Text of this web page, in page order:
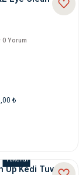
0 Yorum
₺
Tükendi
Up Kedi Tuvaleti